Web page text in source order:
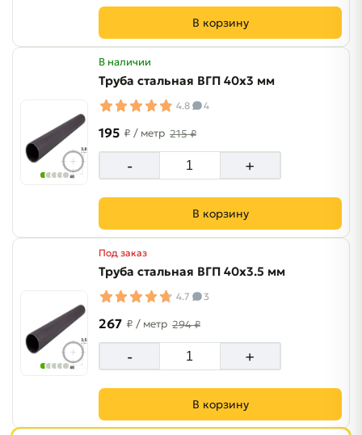
В корзину
В наличии
Труба стальная ВГП 40х3 мм
4.8 4
195 ₽ / метр 215 ₽
- +
В корзину
Под заказ
Труба стальная ВГП 40х3.5 мм
4.7 3
267 ₽ / метр 294 ₽
- +
В корзину